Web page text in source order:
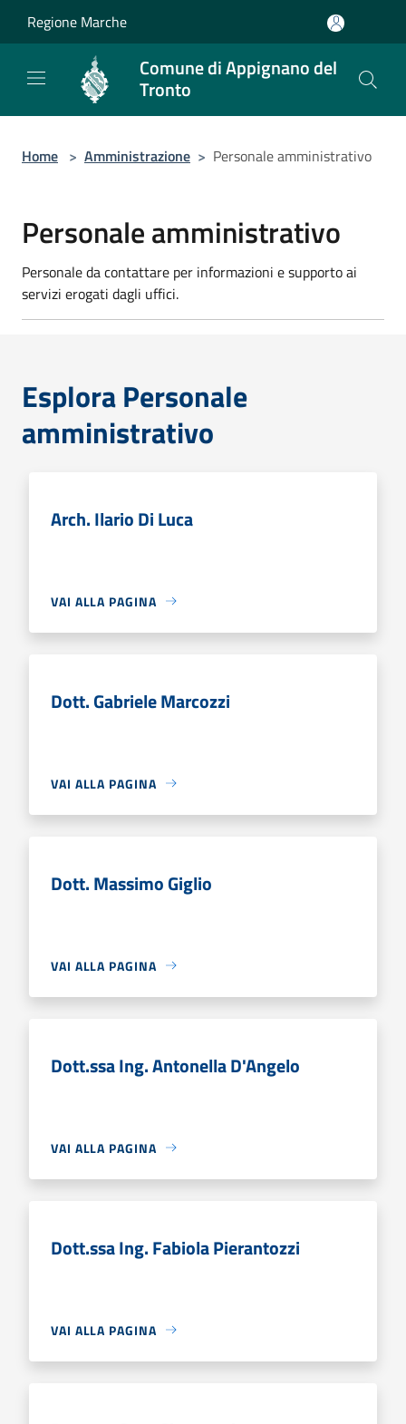
Regione Marche
Comune di Appignano del
Tronto
Home > Amministrazione > Personale amministrativo
Personale amministrativo
Personale da contattare per informazioni e supporto ai
servizi erogati dagli uffici.
Esplora Personale
amministrativo
Arch. Ilario Di Luca
VAI ALLA PAGINA
Dott. Gabriele Marcozzi
VAI ALLA PAGINA
Dott. Massimo Giglio
VAI ALLA PAGINA
Dott.ssa Ing. Antonella D'Angelo
VAI ALLA PAGINA
Dott.ssa Ing. Fabiola Pierantozzi
VAI ALLA PAGINA